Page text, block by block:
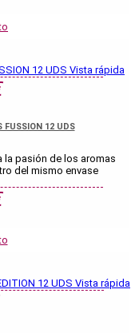
Vista rápida
FUSSION 12 UDS
la pasión de los aromas
del mismo envase
Vista rápida